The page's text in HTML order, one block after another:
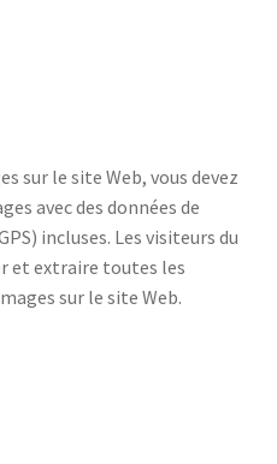
sur le site Web, vous devez
avec des données de
incluses. Les visiteurs du
et extraire toutes les
sur le site Web.